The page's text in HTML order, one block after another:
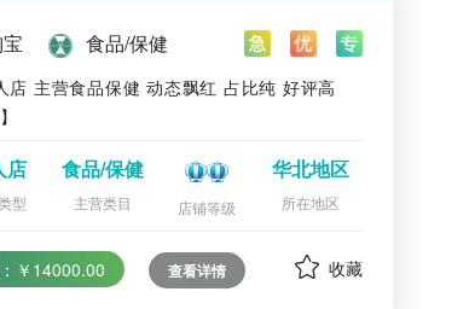
食品/保健
店 主营食品保健 动态飘红 占比纯 好评高
店
型
食品/保健
主营类目 店铺等级
华北地区
所在地区
￥14000.00 查看详情 收藏